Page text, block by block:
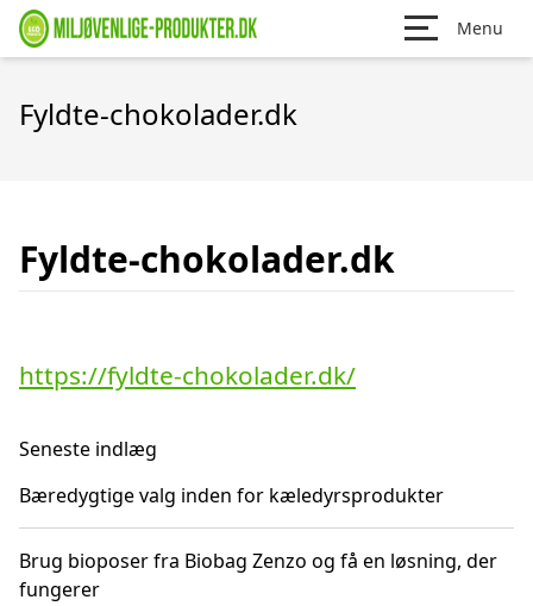
Menu
Fyldte-chokolader.dk
Fyldte-chokolader.dk
https://fyldte-chokolader.dk/
Seneste indlæg
Bæredygtige valg inden for kæledyrsprodukter
Brug bioposer fra Biobag Zenzo og få en løsning, der
fungerer